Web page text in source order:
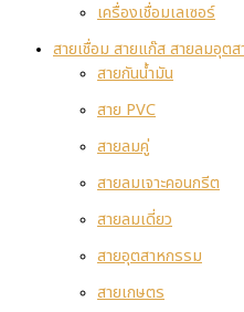
เครื่องเชื่อมเลเซอร์
สายเชื่อม สายแก๊ส สายลมอุต
สายกันน้ำมัน
สาย PVC
สายลมคู่
สายลมเจาะคอนกรีต
สายลมเดี่ยว
สายอุตสาหกรรม
สายเกษตร